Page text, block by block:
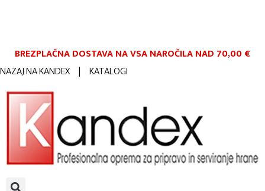
BREZPLAČNA DOSTAVA NA VSA NAROČILANAD 70,00 €
NAZAJ NA KANDEX | KATALOGI